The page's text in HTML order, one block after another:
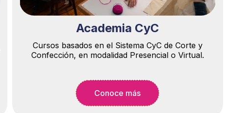
Academia CyC
Cursos basados en el Sistema CyC de Corte y
Confección, en modalidad Presencial o Virtual.
Conoce más